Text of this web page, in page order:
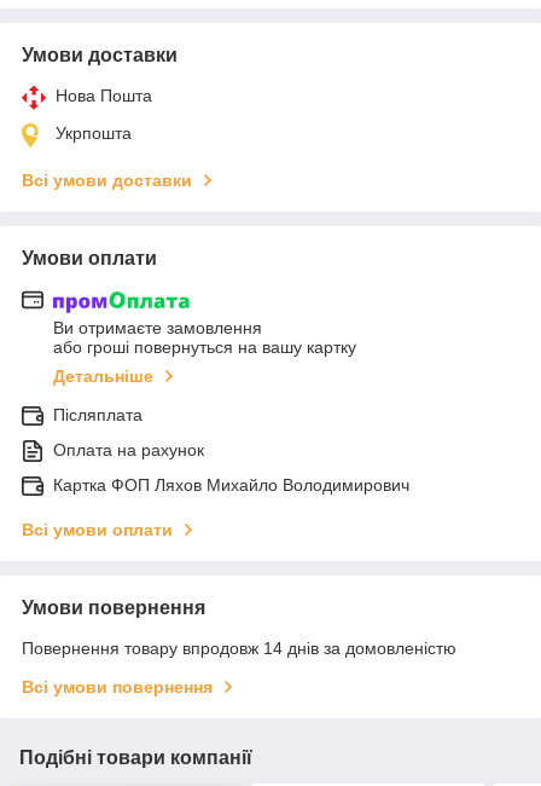
Умови доставки
Нова Пошта
Укрпошта
Всі умови доставки
Умови оплати
Ви отримаєте замовлення
або гроші повернуться на вашу картку
Детальніше
Післяплата
Оплата на рахунок
Картка ФОП Ляхов Михайло Володимирович
Всі умови оплати
Умови повернення
Повернення товару впродовж 14 днів за домовленістю
Всі умови повернення
Подібні товари компанії